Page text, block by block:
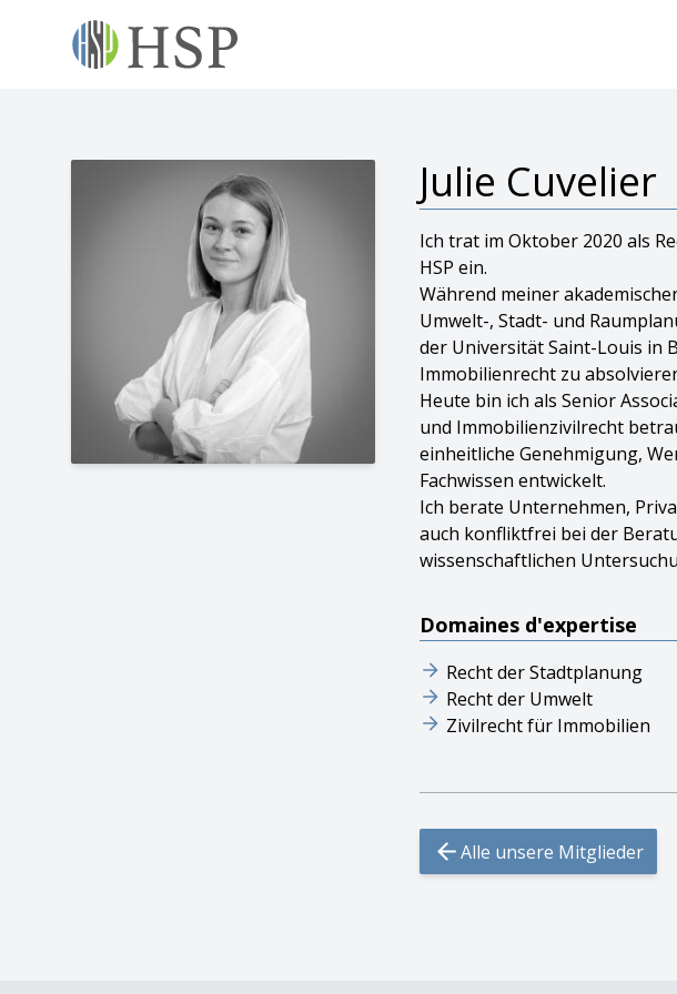
Julie Cuvelier
Ich trat im Oktober 2020 als
HSP ein.
Während meiner
Umwelt-, Stadt- und
der Universität Saint-Louis in
Immobilienrecht zu
Heute bin ich als Senior
und Immobilienzivilrecht
einheitliche Genehmigung,
Fachwissen entwickelt.
Ich berate Unternehmen,
auch konfliktfrei bei der
wissenschaftlichen
Domaines d'expertise
Recht der Stadtplanung
Recht der Umwelt
Zivilrecht für Immobilien
Alle unsere Mitglieder